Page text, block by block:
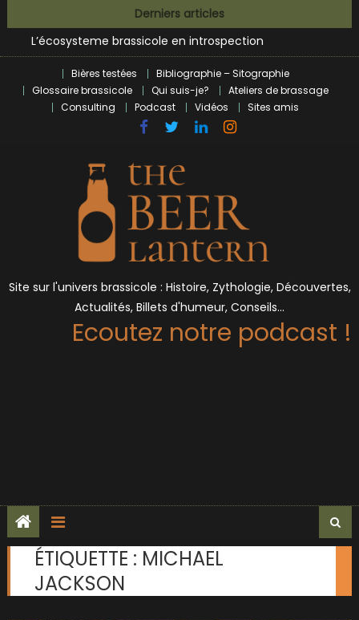
to
content
Derniers articles
Zoumaï : pionnier de la révolution craft à Marseille
BrewDog racheté par Tilray pour une bouchée de pain ?
Bières et célébrités
Bières testées
Bibliographie – Sitographie
Glossaire brassicole
Qui suis-je?
Ateliers de brassage
Consulting
Podcast Vidéos Sites amis
Site sur l'univers brassicole : Histoire, Zythologie, Découvertes,
Actualités, Billets d'humeur, Conseils…
Ecoutez notre podcast !
ÉTIQUETTE : MICHAEL
JACKSON